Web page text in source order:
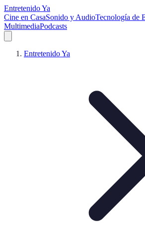
Entretenido Ya
Cine en CasaSonido y AudioTecnología de
MultimediaPodcasts
Entretenido Ya